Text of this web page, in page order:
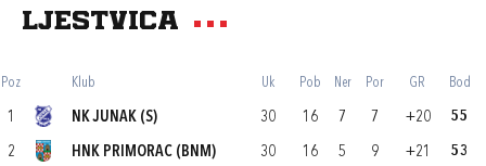
Ljestvica
Poz Klub Uk Pob Ner Por GR Bod
1 NK JUNAK (S) 30 16 7 7 +20 55
2 HNK PRIMORAC (BNM) 30 16 5 9 +21 53